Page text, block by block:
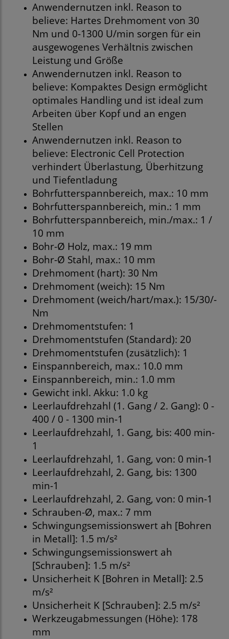
Anwendernutzen inkl. Reason to
believe: Hartes Drehmoment von 30
Nm und 0-1300 U/min sorgen für ein
ausgewogenes Verhältnis zwischen
Leistung und Größe
Anwendernutzen inkl. Reason to
believe: Kompaktes Design ermöglicht
optimales Handling und ist ideal zum
Arbeiten über Kopf und an engen
Stellen
Anwendernutzen inkl. Reason to
believe: Electronic Cell Protection
verhindert Überlastung, Überhitzung
und Tiefentladung
Bohrfutterspannbereich, max.: 10 mm
Bohrfutterspannbereich, min.: 1 mm
Bohrfutterspannbereich, min./max.: 1 /
10 mm
Bohr-Ø Holz, max.: 19 mm
Bohr-Ø Stahl, max.: 10 mm
Drehmoment (hart): 30 Nm
Drehmoment (weich): 15 Nm
Drehmoment (weich/hart/max.): 15/30/-
Nm
Drehmomentstufen: 1
Drehmomentstufen (Standard): 20
Drehmomentstufen (zusätzlich): 1
Einspannbereich, max.: 10.0 mm
Einspannbereich, min.: 1.0 mm
Gewicht inkl. Akku: 1.0 kg
Leerlaufdrehzahl (1. Gang / 2. Gang): 0 -
400 / 0 - 1300 min-1
Leerlaufdrehzahl, 1. Gang, bis: 400 min-
1
Leerlaufdrehzahl, 1. Gang, von: 0 min-1
Leerlaufdrehzahl, 2. Gang, bis: 1300
min-1
Leerlaufdrehzahl, 2. Gang, von: 0 min-1
Schrauben-Ø, max.: 7 mm
Schwingungsemissionswert ah [Bohren
in Metall]: 1.5 m/s²
Schwingungsemissionswert ah
[Schrauben]: 1.5 m/s²
Unsicherheit K [Bohren in Metall]: 2.5
m/s²
Unsicherheit K [Schrauben]: 2.5 m/s²
Werkzeugabmessungen (Höhe): 178
mm